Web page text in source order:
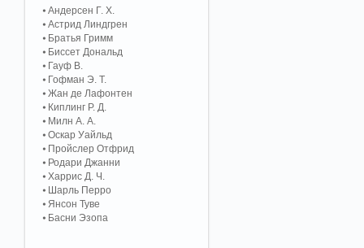
Андерсен Г. Х.
Астрид Линдгрен
Братья Гримм
Биссет Дональд
Гауф В.
Гофман Э. Т.
Жан де Лафонтен
Киплинг Р. Д.
Милн А. А.
Оскар Уайльд
Пройслер Отфрид
Родари Джанни
Харрис Д. Ч.
Шарль Перро
Янсон Туве
Басни Эзопа